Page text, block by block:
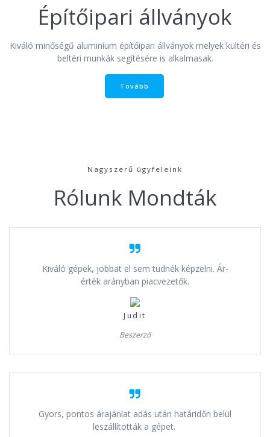
Építőipari állványok
Kiváló minőségű aluminíum építőipari állványok melyek kültéri és
beltéri munkák segítésére is alkalmasak.
Tovább
Nagyszerű ügyfeleink
Rólunk Mondták
Kiváló gépek, jobbat el sem tudnék képzelni. Ár-
érték arányban piacvezetők.
Judit
Beszerző
Gyors, pontos árajánlat adás után határidőn belül
leszállították a gépet.